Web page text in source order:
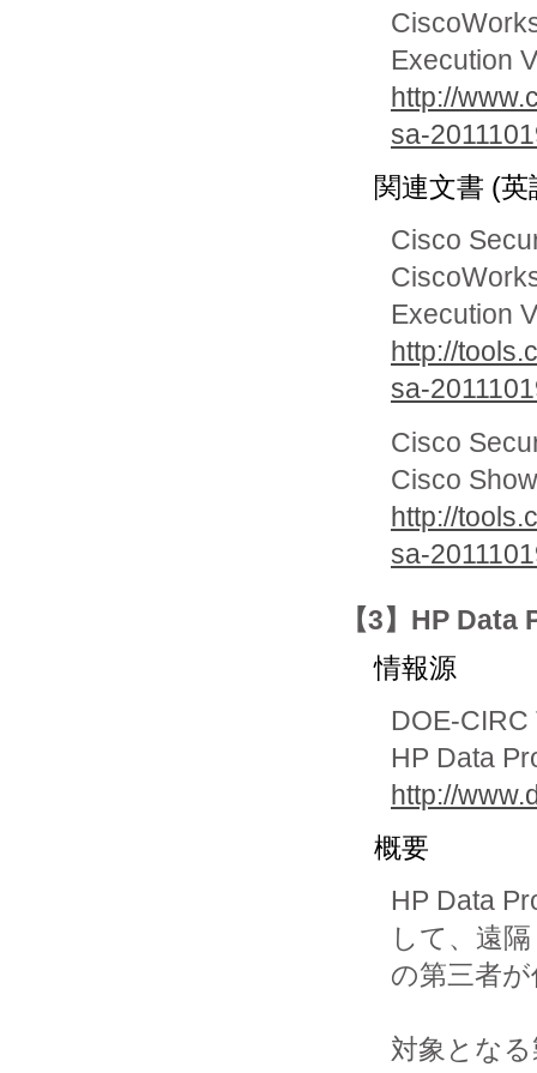
Execution
http://
sa-
関連文書 (英
Cisco
Execution
http://
sa-
Cisco
Cisco
http://
sa-
【3】HP
情報源
DOE-
HP Data
http://
概要
HP Data
して、遠隔
の第三者
対象とな